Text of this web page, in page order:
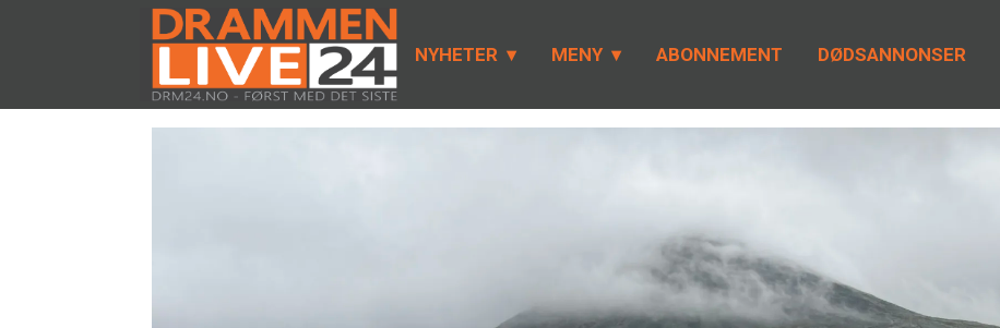
NYHETER MENY ABONNEMENT DØDSANNONSER